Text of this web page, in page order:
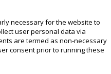
necessary for the website to
user personal data via
are termed as non-necessary
consent prior to running these